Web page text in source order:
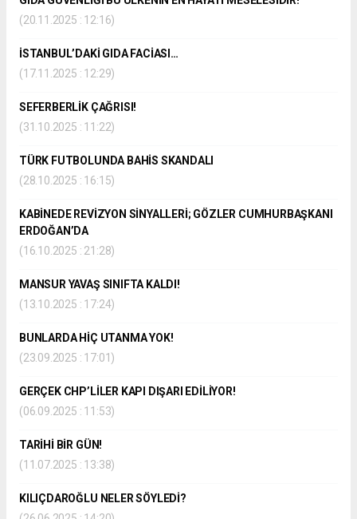
(20.11.2025 : 12:16)
İSTANBUL’DAKİ GIDA FACİASI…
(17.11.2025 : 12:29)
SEFERBERLİK ÇAĞRISI!
(31.10.2025 : 11:22)
TÜRK FUTBOLUNDA BAHİS SKANDALI
(28.10.2025 : 16:15)
KABİNEDE REVİZYON SİNYALLERİ; GÖZLER CUMHURBAŞKANI
ERDOĞAN’DA
(16.10.2025 : 21:28)
MANSUR YAVAŞ SINIFTA KALDI!
(13.10.2025 : 17:24)
BUNLARDA HİÇ UTANMA YOK!
(23.09.2025 : 17:01)
GERÇEK CHP’LİLER KAPI DIŞARI EDİLİYOR!
(06.09.2025 : 11:53)
TARİHİ BİR GÜN!
(11.07.2025 : 13:38)
KILIÇDAROĞLU NELER SÖYLEDİ?